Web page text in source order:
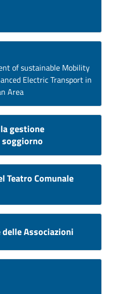
of sustainable Mobility
Electric Transport in
Area
gestione
Teatro Comunale
Associazioni